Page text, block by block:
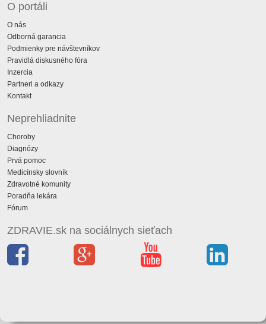
O portáli
O nás
Odborná garancia
Podmienky pre návštevníkov
Pravidlá diskusného fóra
Inzercia
Partneri a odkazy
Kontakt
Neprehliadnite
Choroby
Diagnózy
Prvá pomoc
Medicínsky slovník
Zdravotné komunity
Poradňa lekára
Fórum
ZDRAVIE.sk na sociálnych sieťach